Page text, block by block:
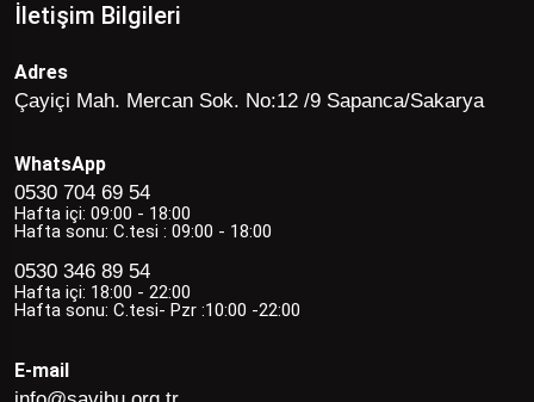
İletişim Bilgileri
Adres
Çayiçi Mah. Mercan Sok. No:12 /9 Sapanca/Sakarya
WhatsApp
0530 704 69 54
Hafta içi: 09:00 - 18:00
Hafta sonu: C.tesi : 09:00 - 18:00
0530 346 89 54
Hafta içi: 18:00 - 22:00
Hafta sonu: C.tesi- Pzr :10:00 -22:00
E-mail